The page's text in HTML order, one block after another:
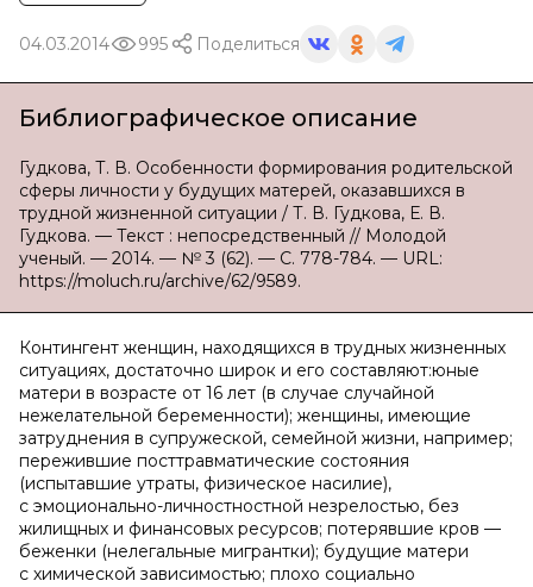
04.03.2014 995 Поделиться
Библиографическое описание
Гудкова, Т. В. Особенности формирования родительской
сферы личности у будущих матерей, оказавшихся в
трудной жизненной ситуации / Т. В. Гудкова, Е. В.
Гудкова. — Текст : непосредственный // Молодой
ученый. — 2014. — № 3 (62). — С. 778-784. — URL:
https://moluch.ru/archive/62/9589.
Контингент женщин, находящихся в трудных жизненных
ситуациях, достаточно широк и его составляют:юные
матери в возрасте от 16 лет (в случае случайной
нежелательной беременности); женщины, имеющие
затруднения в супружеской, семейной жизни, например;
пережившие посттравматические состояния
(испытавшие утраты, физическое насилие),
с эмоционально-личностностной незрелостью, без
жилищных и финансовых ресурсов; потерявшие кров —
беженки (нелегальные мигрантки); будущие матери
с химической зависимостью; плохо социально